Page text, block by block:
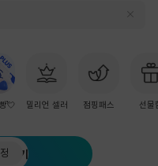
💘 밀리언 셀러 점핑패스 선물
받기